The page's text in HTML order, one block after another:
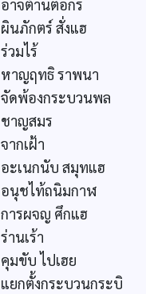
อาจต้านต่อกร
ผินภักตร์ สั่งแฮ
ร่วมไร้
หาญฤทธิ ราพนา
จัดพ้องกระบวนพล
ชาญสมร
จากเฝ้า
อะเนกนับ สมุทแฮ
อนุชไท้ถนิมกาฬ
การผจญ ศึกแฮ
ร่านเร้า
คุมขับ ไปเฮย
แยกตั้งกระบวนกระบิ